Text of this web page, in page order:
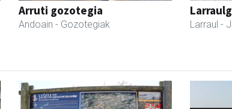
Arruti gozotegia
Andoain - Gozotegiak Larraul -